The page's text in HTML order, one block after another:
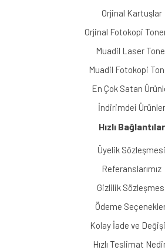
Orjinal Kartuşlar
Orjinal Fotokopi
Muadil Laser
Muadil Fotokopi
En Çok Satan
İndirimdei Ürünler
Hızlı Bağlantılar
Üyelik Sözleşmesi
Referanslarımız
Gizlilik
Ödeme
Kolay İade ve
Hızlı Teslimat